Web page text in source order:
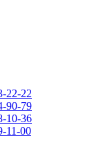
22-22
90-79
10-36
11-00